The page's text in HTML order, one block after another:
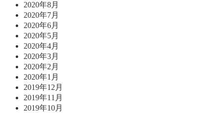
2020年8月
2020年7月
2020年6月
2020年5月
2020年4月
2020年3月
2020年2月
2020年1月
2019年12月
2019年11月
2019年10月